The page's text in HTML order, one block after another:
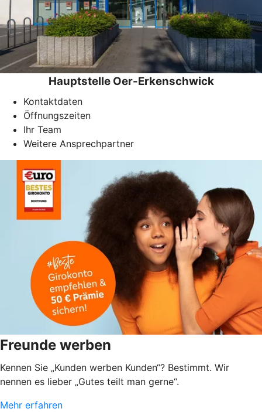
Hauptstelle Oer-Erkenschwick
Kontaktdaten
Öffnungszeiten
Ihr Team
Weitere Ansprechpartner
Freunde werben
Kennen Sie „Kunden werben Kunden“? Bestimmt. Wir
nennen es lieber „Gutes teilt man gerne“.
Mehr erfahren